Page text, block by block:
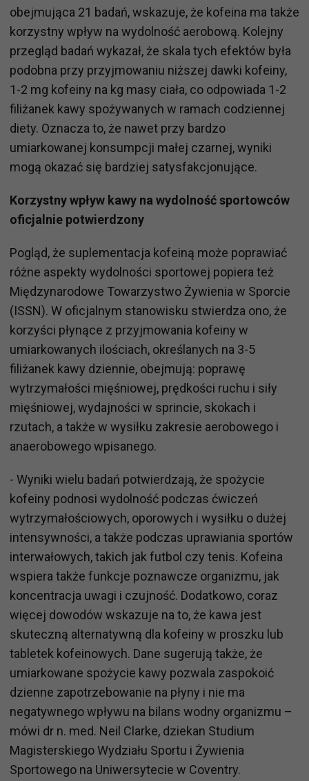
obejmująca 21 badań, wskazuje, że kofeina ma także
korzystny wpływ na wydolność aerobową. Kolejny
przegląd badań wykazał, że skala tych efektów była
podobna przy przyjmowaniu niższej dawki kofeiny,
1-2 mg kofeiny na kg masy ciała, co odpowiada 1-2
filiżanek kawy spożywanych w ramach codziennej
diety. Oznacza to, że nawet przy bardzo
umiarkowanej konsumpcji małej czarnej, wyniki
mogą okazać się bardziej satysfakcjonujące.
Korzystny wpływ kawy na wydolność sportowców
oficjalnie potwierdzony
Pogląd, że suplementacja kofeiną może poprawiać
różne aspekty wydolności sportowej popiera też
Międzynarodowe Towarzystwo Żywienia w Sporcie
(ISSN). W oficjalnym stanowisku stwierdza ono, że
korzyści płynące z przyjmowania kofeiny w
umiarkowanych ilościach, określanych na 3-5
filiżanek kawy dziennie, obejmują: poprawę
wytrzymałości mięśniowej, prędkości ruchu i siły
mięśniowej, wydajności w sprincie, skokach i
rzutach, a także w wysiłku zakresie aerobowego i
anaerobowego wpisanego.
- Wyniki wielu badań potwierdzają, że spożycie
kofeiny podnosi wydolność podczas ćwiczeń
wytrzymałościowych, oporowych i wysiłku o dużej
intensywności, a także podczas uprawiania sportów
interwałowych, takich jak futbol czy tenis. Kofeina
wspiera także funkcje poznawcze organizmu, jak
koncentracja uwagi i czujność. Dodatkowo, coraz
więcej dowodów wskazuje na to, że kawa jest
skuteczną alternatywną dla kofeiny w proszku lub
tabletek kofeinowych. Dane sugerują także, że
umiarkowane spożycie kawy pozwala zaspokoić
dzienne zapotrzebowanie na płyny i nie ma
negatywnego wpływu na bilans wodny organizmu –
mówi dr n. med. Neil Clarke, dziekan Studium
Magisterskiego Wydziału Sportu i Żywienia
Sportowego na Uniwersytecie w Coventry.